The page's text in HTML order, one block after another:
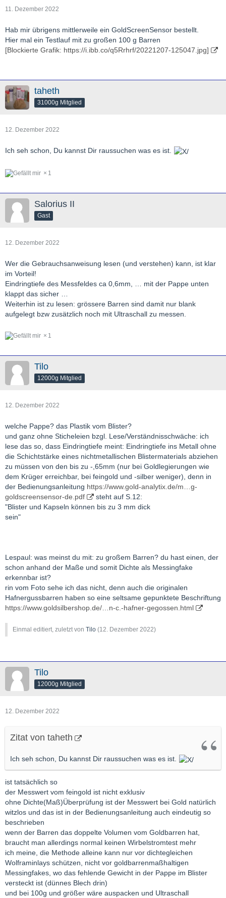
11. Dezember 2022
Hab mir übrigens mittlerweile ein GoldScreenSensor bestellt.
Hier mal ein Testlauf mit zu großen 100 g Barren
[Blockierte Grafik: https://i.ibb.co/q5Rrhrf/20221207-125047.jpg]
taheth
31000g Mitglied
12. Dezember 2022
Ich seh schon, Du kannst Dir raussuchen was es ist.
1
Salorius II
Gast
12. Dezember 2022
Wer die Gebrauchsanweisung lesen (und verstehen) kann, ist klar
im Vorteil!
Eindringtiefe des Messfeldes ca 0,6mm, … mit der Pappe unten
klappt das sicher …
Weiterhin ist zu lesen: grössere Barren sind damit nur blank
aufgelegt bzw zusätzlich noch mit Ultraschall zu messen.
1
Tilo
12000g Mitglied
12. Dezember 2022
welche Pappe? das Plastik vom Blister?
und ganz ohne Sticheleien bzgl. Lese/Verständnisschwäche: ich
lese das so, dass Eindringtiefe meint: Eindringtiefe ins Metall ohne
die Schichtstärke eines nichtmetallischen Blistermaterials abziehen
zu müssen von den bis zu -,65mm (nur bei Goldlegierungen wie
dem Krüger erreichbar, bei feingold und -silber weniger), denn in
der Bedienungsanleitung https://www.gold-analytix.de/m…g-
goldscreensensor-de.pdf
steht auf S.12:
"Blister und Kapseln können bis zu 3 mm dick
sein"
Lespaul: was meinst du mit: zu großem Barren? du hast einen, der
schon anhand der Maße und somit Dichte als Messingfake
erkennbar ist?
rin vom Foto sehe ich das nicht, denn auch die originalen
Hafnergussbarren haben so eine seltsame gepunktete Beschriftung
https://www.goldsilbershop.de/…n-c.-hafner-gegossen.html
Einmal editiert, zuletzt von Tilo (12. Dezember 2022)
Tilo
12000g Mitglied
12. Dezember 2022
Zitat von taheth
Ich seh schon, Du kannst Dir raussuchen was es ist.
ist tatsächlich so
der Messwert vom feingold ist nicht exklusiv
ohne Dichte(Maß)Überprüfung ist der Messwert bei Gold natürlich
witzlos und das ist in der Bedienungsanleitung auch eindeutig so
beschrieben
wenn der Barren das doppelte Volumen vom Goldbarren hat,
braucht man allerdings normal keinen Wirbelstromtest mehr
ich meine, die Methode alleine kann nur vor dichtegleichen
Wolframinlays schützen, nicht vor goldbarrenmaßhaltigen
Messingfakes, wo das fehlende Gewicht in der Pappe im Blister
versteckt ist (dünnes Blech drin)
und bei 100g und größer wäre auspacken und Ultraschall